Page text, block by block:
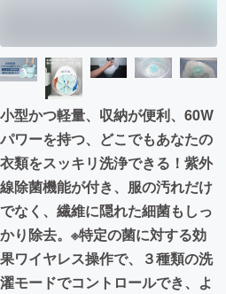
CAMPFIRE for Social Good
CAMPFIREふるさと納税
小型かつ軽量、収納が便利、60W
パワーを持つ、どこでもあなたの
衣類をスッキリ洗浄できる！紫外
線除菌機能が付き、服の汚れだけ
でなく、繊維に隠れた細菌もしっ
かり除去。※特定の菌に対する効
果ワイヤレス操作で、３種類の洗
濯モードでコントロールでき、よ